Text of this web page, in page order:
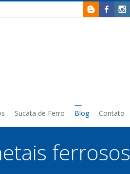
Sucata de Ferro Blog Contato
ferrosos